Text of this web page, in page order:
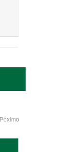
Póximo